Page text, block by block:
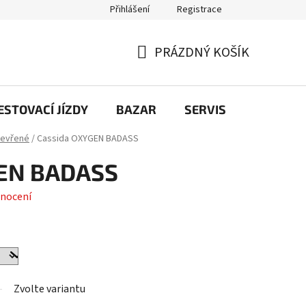
Přihlášení Registrace
KOŠÍK
PRÁZDNÝ KOŠÍK
JÍZDY BAZAR SERVIS
/ Cassida OXYGEN BADASS
BADASS
Zvolte variantu